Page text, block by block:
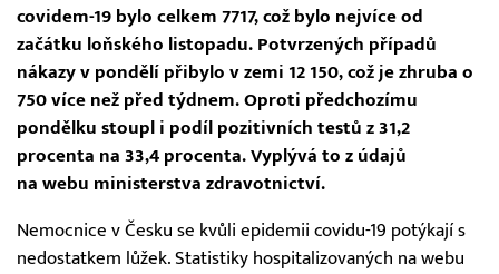
covidem-19 bylo celkem 7717, což bylo nejvíce od
začátku loňského listopadu. Potvrzených případů
nákazy v pondělí přibylo v zemi 12 150, což je zhruba o
750 více než před týdnem. Oproti předchozímu
pondělku stoupl i podíl pozitivních testů z 31,2
procenta na 33,4 procenta. Vyplývá to z údajů
na webu ministerstva zdravotnictví.
Nemocnice v Česku se kvůli epidemii covidu-19 potýkají s
nedostatkem lůžek. Statistiky hospitalizovaných na webu